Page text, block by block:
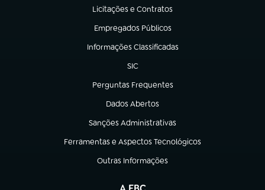
Licitações e Contratos
(abre em nova aba)
Empregados Públicos
(abre em nova aba)
Informações Classificadas
(abre em nova aba)
SIC
(abre em nova aba)
Perguntas Frequentes
(abre em nova aba)
Dados Abertos
(abre em nova aba)
Sanções Administrativas
(abre em nova aba)
Ferramentas e Aspectos Tecnológicos
(abre em nova aba)
Outras Informações
(abre em nova aba)